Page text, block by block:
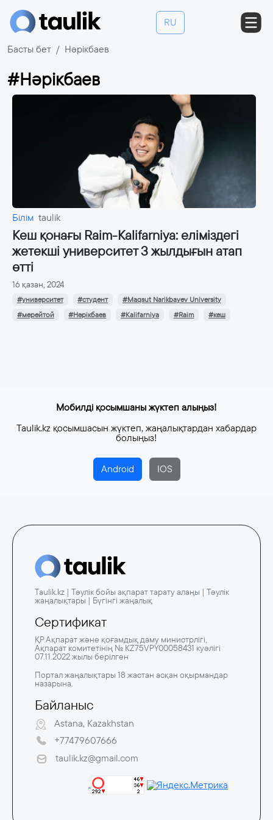
RU
Басты бет Нәрікбаев
#Нәрікбаев
Білім taulik
Кеш қонағы Raim-Кalifarniya: еліміздегі
жетекші университет 3 жылдығын атап
өтті
16 қазан, 2024
#университет #студент
#Maqsut Narikbayev University
#мерейтой
#Нәрікбаев #Кalifarniya #Raim #кеш
Мобилді қосымшаны жүктеп алыңыз!
Taulik.kz қосымшасын жүктеп, жаңалықтардан хабардар
болыңыз!
Android IOS
Taulik.kz | Тәулік бойы ақпарат тарату алаңы | Тәулік
жаңалықтары | Бүгінгі жаңалық
Сертификат
ҚР Ақпарат және қоғамдық даму министрлігі,
Ақпарат комитетінің № KZ75VPY00058431 куәлігі
07.11.2022 жылы берілген
Портал жаңалықтары 18 жастан асқан оқырмандар
назарына.
Байланыс
Astana, Kazakhstan
+77479607666
taulik.kz@gmail.com